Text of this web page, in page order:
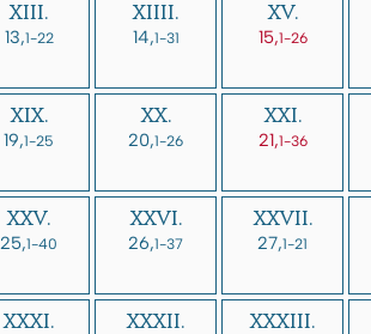
XIII.
13,1-22
XIIII.
14,1-31
XV.
15,1-26
XIX.
19,1-25
XX.
20,1-26
XXI.
21,1-36
XXV.
25,1-40
XXVI.
26,1-37
XXVII.
27,1-21
XXXI.
XXXII.
XXXIII.